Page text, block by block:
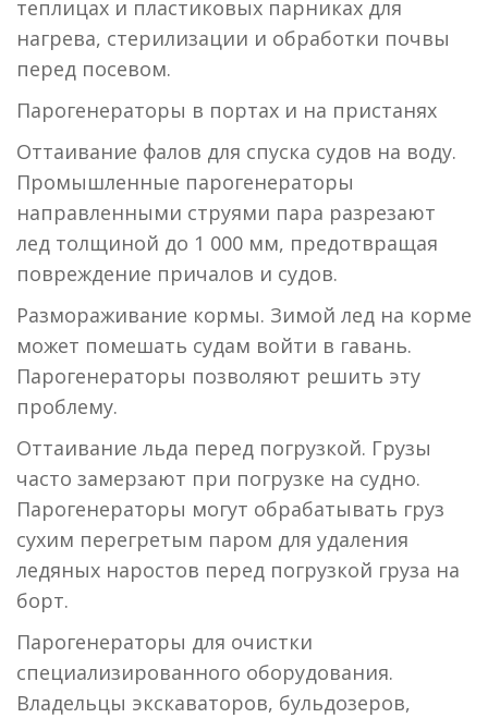
теплицах и пластиковых парниках для
нагрева, стерилизации и обработки почвы
перед посевом.
Парогенераторы в портах и на пристанях
Оттаивание фалов для спуска судов на воду.
Промышленные парогенераторы
направленными струями пара разрезают
лед толщиной до 1 000 мм, предотвращая
повреждение причалов и судов.
Размораживание кормы. Зимой лед на корме
может помешать судам войти в гавань.
Парогенераторы позволяют решить эту
проблему.
Оттаивание льда перед погрузкой. Грузы
часто замерзают при погрузке на судно.
Парогенераторы могут обрабатывать груз
сухим перегретым паром для удаления
ледяных наростов перед погрузкой груза на
борт.
Парогенераторы для очистки
специализированного оборудования.
Владельцы экскаваторов, бульдозеров,